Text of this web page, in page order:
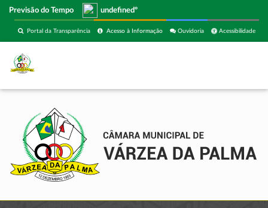
Previsão do Tempo undefinedº
Acessibilidade
Ouvidoria
Acesso à Informação
Portal da Transparência